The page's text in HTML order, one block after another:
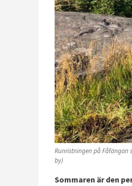
Runristningen på Fåfängan
by)
Sommaren är den